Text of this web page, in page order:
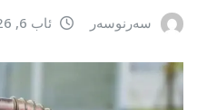
سەرنوسەر ئاب 6, 2026